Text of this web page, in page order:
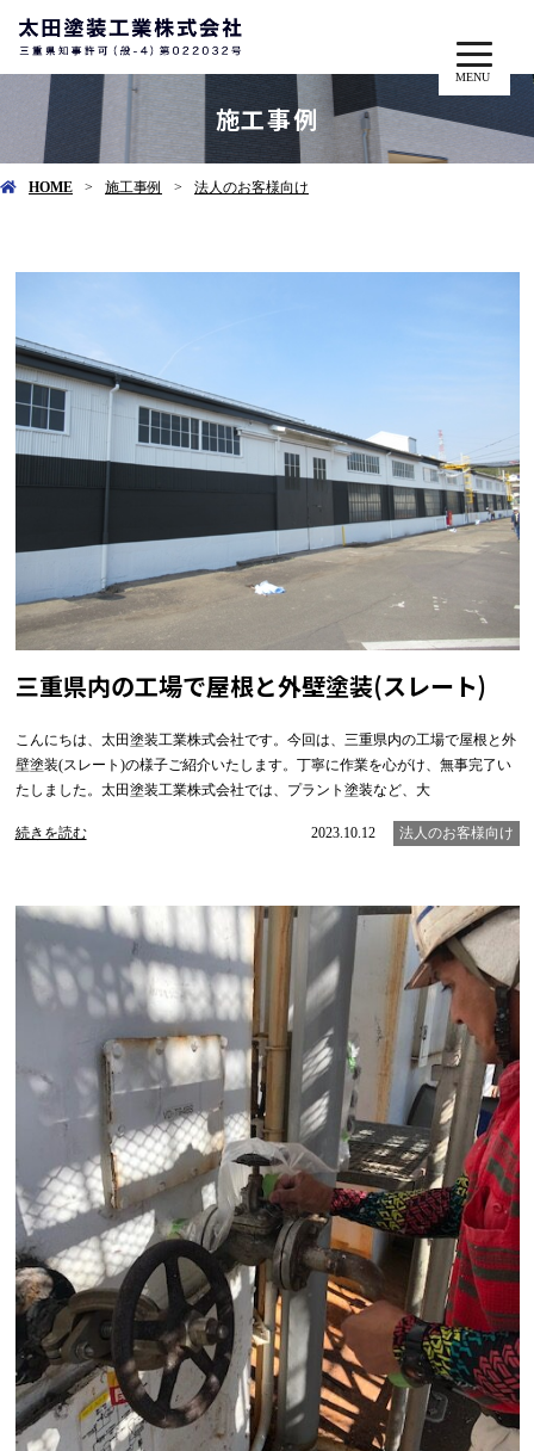
MENU
施工事例
HOME 施工事例 法人のお客様向け
三重県内の工場で屋根と外壁塗装(スレート)
こんにちは、太田塗装工業株式会社です。今回は、三重県内の工場で屋根と外
壁塗装(スレート)の様子ご紹介いたします。丁寧に作業を心がけ、無事完了い
たしました。太田塗装工業株式会社では、プラント塗装など、大
続きを読む 2023.10.12 法人のお客様向け